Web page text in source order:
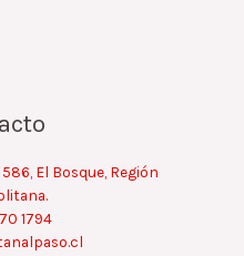
El Bosque, Región
1794